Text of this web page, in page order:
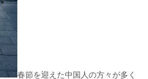
春節を迎えた中国人の方々が多く